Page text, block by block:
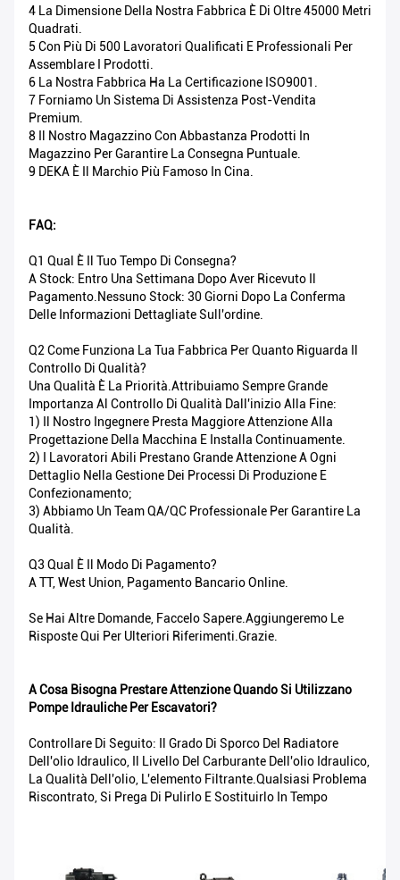
4 La Dimensione Della Nostra Fabbrica È Di Oltre 45000 Metri
Quadrati.
5 Con Più Di 500 Lavoratori Qualificati E Professionali Per
Assemblare I Prodotti.
6 La Nostra Fabbrica Ha La Certificazione ISO9001.
7 Forniamo Un Sistema Di Assistenza Post-Vendita
Premium.
8 Il Nostro Magazzino Con Abbastanza Prodotti In
Magazzino Per Garantire La Consegna Puntuale.
9 DEKA È Il Marchio Più Famoso In Cina.
FAQ:
Q1 Qual È Il Tuo Tempo Di Consegna?
A Stock: Entro Una Settimana Dopo Aver Ricevuto Il
Pagamento.Nessuno Stock: 30 Giorni Dopo La Conferma
Delle Informazioni Dettagliate Sull'ordine.
Q2 Come Funziona La Tua Fabbrica Per Quanto Riguarda Il
Controllo Di Qualità?
Una Qualità È La Priorità.Attribuiamo Sempre Grande
Importanza Al Controllo Di Qualità Dall'inizio Alla Fine:
1) Il Nostro Ingegnere Presta Maggiore Attenzione Alla
Progettazione Della Macchina E Installa Continuamente.
2) I Lavoratori Abili Prestano Grande Attenzione A Ogni
Dettaglio Nella Gestione Dei Processi Di Produzione E
Confezionamento;
3) Abbiamo Un Team QA/QC Professionale Per Garantire La
Qualità.
Q3 Qual È Il Modo Di Pagamento?
A TT, West Union, Pagamento Bancario Online.
Se Hai Altre Domande, Faccelo Sapere.Aggiungeremo Le
Risposte Qui Per Ulteriori Riferimenti.Grazie.
A Cosa Bisogna Prestare Attenzione Quando Si Utilizzano
Pompe Idrauliche Per Escavatori?
Controllare Di Seguito: Il Grado Di Sporco Del Radiatore
Dell'olio Idraulico, Il Livello Del Carburante Dell'olio Idraulico,
La Qualità Dell'olio, L'elemento Filtrante.Qualsiasi Problema
Riscontrato, Si Prega Di Pulirlo E Sostituirlo In Tempo